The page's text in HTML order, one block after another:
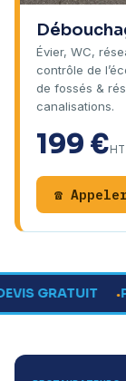
Évier, WC,
contrôle de
de fossés &
canalisations.
199 €
☎
GRATUIT